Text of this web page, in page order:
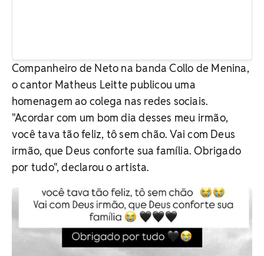
Companheiro de Neto na banda Collo de Menina,
o cantor Matheus Leitte publicou uma
homenagem ao colega nas redes sociais.
"Acordar com um bom dia desses meu irmão,
você tava tão feliz, tô sem chão. Vai com Deus
irmão, que Deus conforte sua família. Obrigado
por tudo", declarou o artista.